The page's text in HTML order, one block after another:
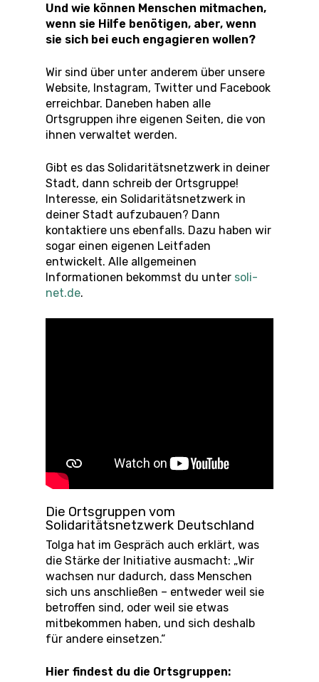
Und wie können Menschen mitmachen,
wenn sie Hilfe benötigen, aber, wenn
sie sich bei euch engagieren wollen?
Wir sind über unter anderem über unsere
Website, Instagram, Twitter und Facebook
erreichbar. Daneben haben alle
Ortsgruppen ihre eigenen Seiten, die von
ihnen verwaltet werden.
Gibt es das Solidaritätsnetzwerk in deiner
Stadt, dann schreib der Ortsgruppe!
Interesse, ein Solidaritätsnetzwerk in
deiner Stadt aufzubauen? Dann
kontaktiere uns ebenfalls. Dazu haben wir
sogar einen eigenen Leitfaden
entwickelt. Alle allgemeinen
Informationen bekommst du unter soli-
net.de.
Die Ortsgruppen vom
Solidaritätsnetzwerk Deutschland
Tolga hat im Gespräch auch erklärt, was
die Stärke der Initiative ausmacht: „Wir
wachsen nur dadurch, dass Menschen
sich uns anschließen – entweder weil sie
betroffen sind, oder weil sie etwas
mitbekommen haben, und sich deshalb
für andere einsetzen.“
Hier findest du die Ortsgruppen: